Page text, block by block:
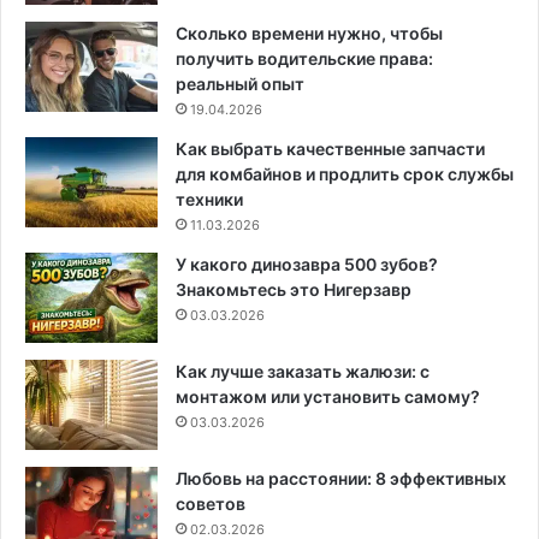
Сколько времени нужно, чтобы
получить водительские права:
реальный опыт
19.04.2026
Как выбрать качественные запчасти
для комбайнов и продлить срок службы
техники
11.03.2026
У какого динозавра 500 зубов?
Знакомьтесь это Нигерзавр
03.03.2026
Как лучше заказать жалюзи: с
монтажом или установить самому?
03.03.2026
Любовь на расстоянии: 8 эффективных
советов
02.03.2026